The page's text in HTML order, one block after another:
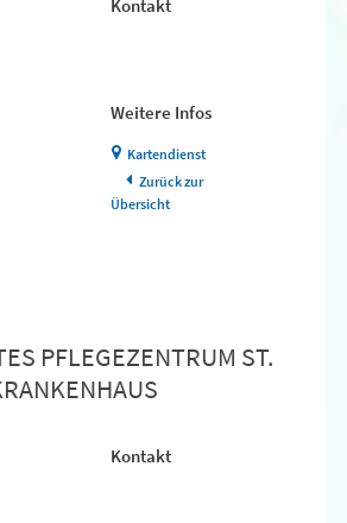
Kontakt
Weitere Infos
Kartendienst
Zurück zur
Übersicht
PFLEGEZENTRUM ST.
Kontakt